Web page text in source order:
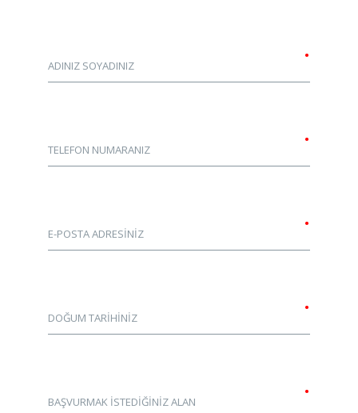
ADINIZ SOYADINIZ
•
TELEFON NUMARANIZ
•
E-POSTA ADRESİNİZ
•
DOĞUM TARİHİNİZ
•
BAŞVURMAK İSTEDİĞİNİZ ALAN
•